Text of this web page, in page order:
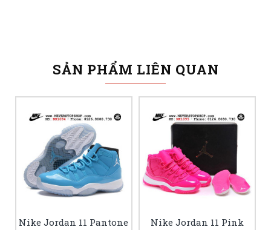
SẢN PHẨM LIÊN QUAN
Nike Jordan 11 Pantone Nike Jordan 11 Pink